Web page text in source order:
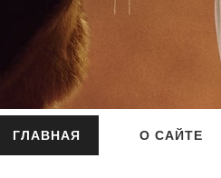
ГЛАВНАЯ О САЙТЕ